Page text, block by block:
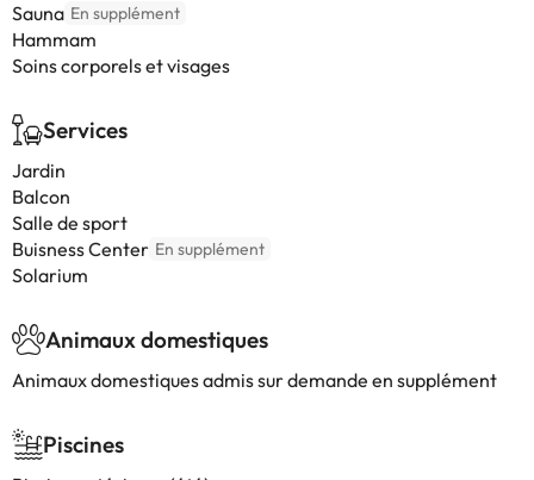
Sauna En supplément
Hammam
Soins corporels et visages
Services
Jardin
Balcon
Salle de sport
Buisness Center En supplément
Solarium
Animaux domestiques
Animaux domestiques admis sur demande en supplément
Piscines